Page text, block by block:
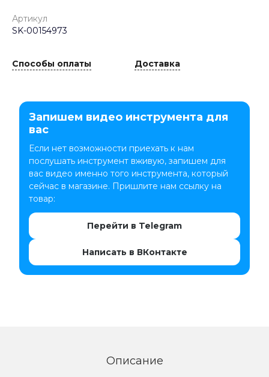
Артикул
SK-00154973
Способы оплаты Доставка
Запишем видео инструмента для
вас
Если нет возможности приехать к нам
послушать инструмент вживую, запишем для
вас видео именно того инструмента, который
сейчас в магазине. Пришлите нам ссылку на
товар:
Перейти в Telegram
Написать в ВКонтакте
Описание